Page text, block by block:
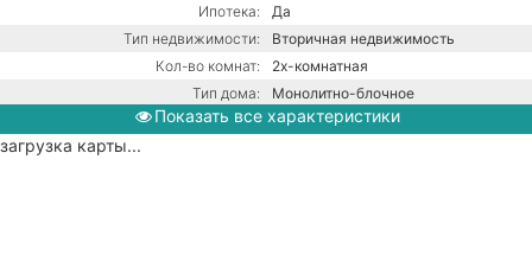
Ипотека:
Да
Тип недвижимости:
Вторичная недвижимость
Кол-во комнат:
2х-комнатная
Тип дома:
Монолитно-блочное
Вид из окон:
На море
Показать все характеристики
загрузка карты...